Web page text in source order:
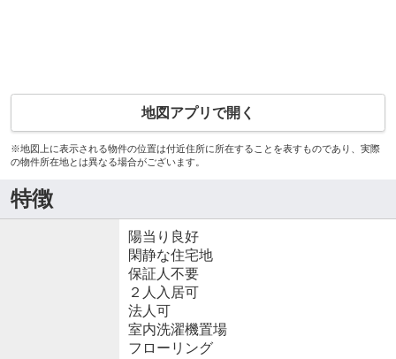
地図アプリで開く
※地図上に表示される物件の位置は付近住所に所在することを表すものであり、実際
の物件所在地とは異なる場合がございます。
特徴
陽当り良好
閑静な住宅地
保証人不要
２人入居可
法人可
室内洗濯機置場
フローリング